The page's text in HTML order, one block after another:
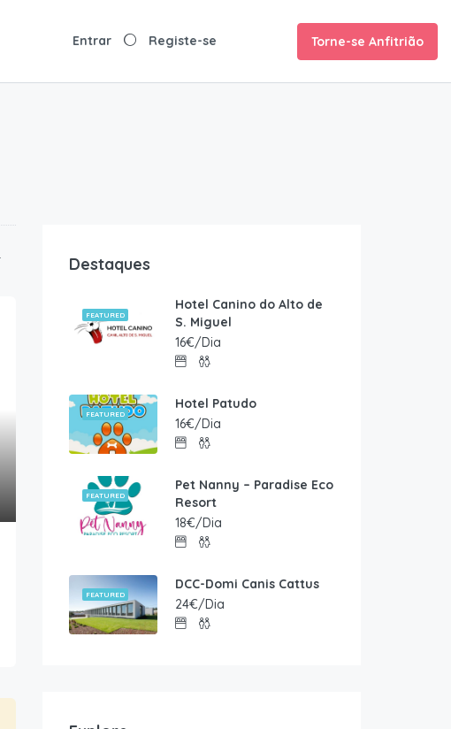
Torne-se Anfitrião
Destaques
FEATURED
Hotel Canino do Alto de
S. Miguel
16€/Dia
FEATURED
Hotel Patudo
16€/Dia
FEATURED
Pet Nanny – Paradise Eco
Resort
18€/Dia
FEATURED
DCC-Domi Canis Cattus
24€/Dia